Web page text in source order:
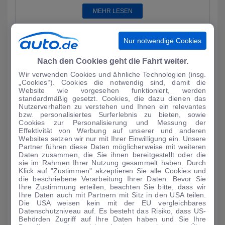
MEHR LESEN
AUTO-MEDIENPORTAL: Genf 2024: Dacia mit drei
Premieren
Als einer der wenigen Autohersteller ist Dacia in der kommenden
Woche auf dem Auto-Salon in Genf vertreten. Auf einem 900
Quadratmeter groß...
MEHR LESEN
Nur notwendige Cookies
Nach den Cookies geht die Fahrt weiter.
Wir verwenden Cookies und ähnliche Technologien (insg.
„Cookies“). Cookies die notwendig sind, damit die
Website wie vorgesehen funktioniert, werden
standardmäßig gesetzt. Cookies, die dazu dienen das
Nutzerverhalten zu verstehen und Ihnen ein relevantes
bzw. personalisiertes Surferlebnis zu bieten, sowie
Cookies zur Personalisierung und Messung der
Effektivität von Werbung auf unserer und anderen
Websites setzen wir nur mit Ihrer Einwilligung ein. Unsere
Partner führen diese Daten möglicherweise mit weiteren
Daten zusammen, die Sie ihnen bereitgestellt oder die
sie im Rahmen Ihrer Nutzung gesammelt haben. Durch
Klick auf "Zustimmen" akzeptieren Sie alle Cookies und
die beschriebene Verarbeitung Ihrer Daten. Bevor Sie
Ihre Zustimmung erteilen, beachten Sie bitte, dass wir
Ihre Daten auch mit Partnern mit Sitz in den USA teilen.
Die USA weisen kein mit der EU vergleichbares
Datenschutzniveau auf. Es besteht das Risiko, dass US-
Behörden Zugriff auf Ihre Daten haben und Sie Ihre